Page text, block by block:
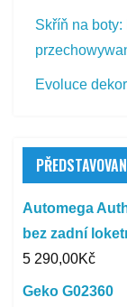
Skříň na
Evoluce
Automega
bez zadní
5 290,00Kč
Geko G02360